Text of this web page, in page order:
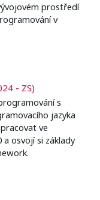
prostředí
v
- ZS)
s
jazyka
ve
osvojí si základy